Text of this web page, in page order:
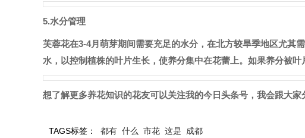
5.水分管理
芙蓉花在3-4月萌芽期间需要充足的水分，在北方较旱季地区尤其
水，以控制植株的叶片生长，使养分集中在花蕾上。如果养分被叶
想了解更多养花知识的花友可以关注我的今日头条号，我会跟大
TAGS标签： 都有 什么 市花 这是 成都